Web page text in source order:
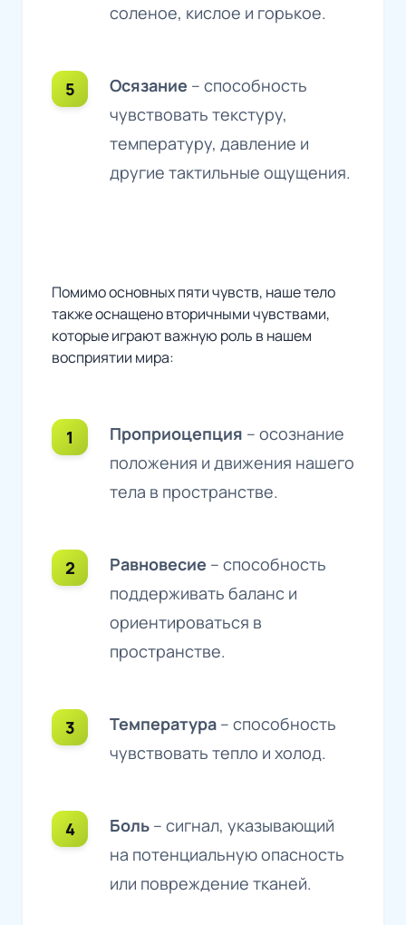
соленое, кислое и горькое.
Осязание – способность
чувствовать текстуру,
температуру, давление и
другие тактильные ощущения.
Помимо основных пяти чувств, наше тело
также оснащено вторичными чувствами,
которые играют важную роль в нашем
восприятии мира:
Проприоцепция – осознание
положения и движения нашего
тела в пространстве.
Равновесие – способность
поддерживать баланс и
ориентироваться в
пространстве.
Температура – способность
чувствовать тепло и холод.
Боль – сигнал, указывающий
на потенциальную опасность
или повреждение тканей.